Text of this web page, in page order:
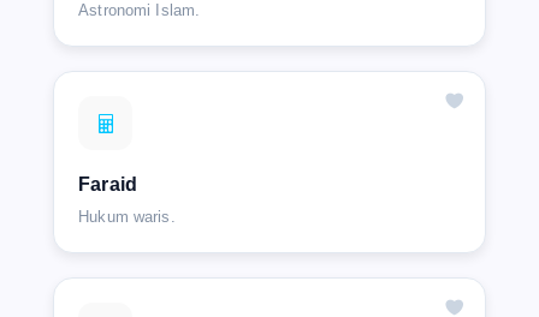
Astronomi Islam.
Faraid
Hukum waris.